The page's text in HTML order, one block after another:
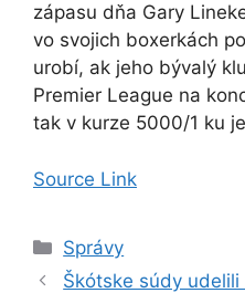
zápasu dňa Gary
vo svojich boxerkách
urobí, ak jeho bývalý
Premier League na
tak v kurze 5000/1 ku
Source Link
Kategórie
Správy
Škótske súdy